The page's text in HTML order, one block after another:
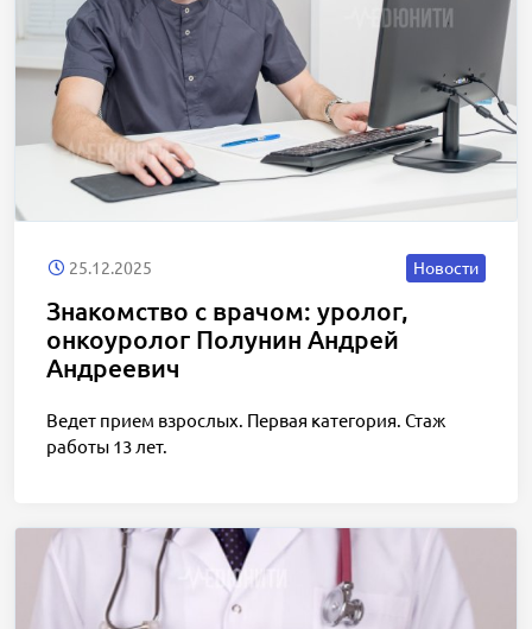
25.12.2025 Новости
Знакомство с врачом: уролог,
онкоуролог Полунин Андрей
Андреевич
Ведет прием взрослых. Первая категория. Стаж
работы 13 лет.